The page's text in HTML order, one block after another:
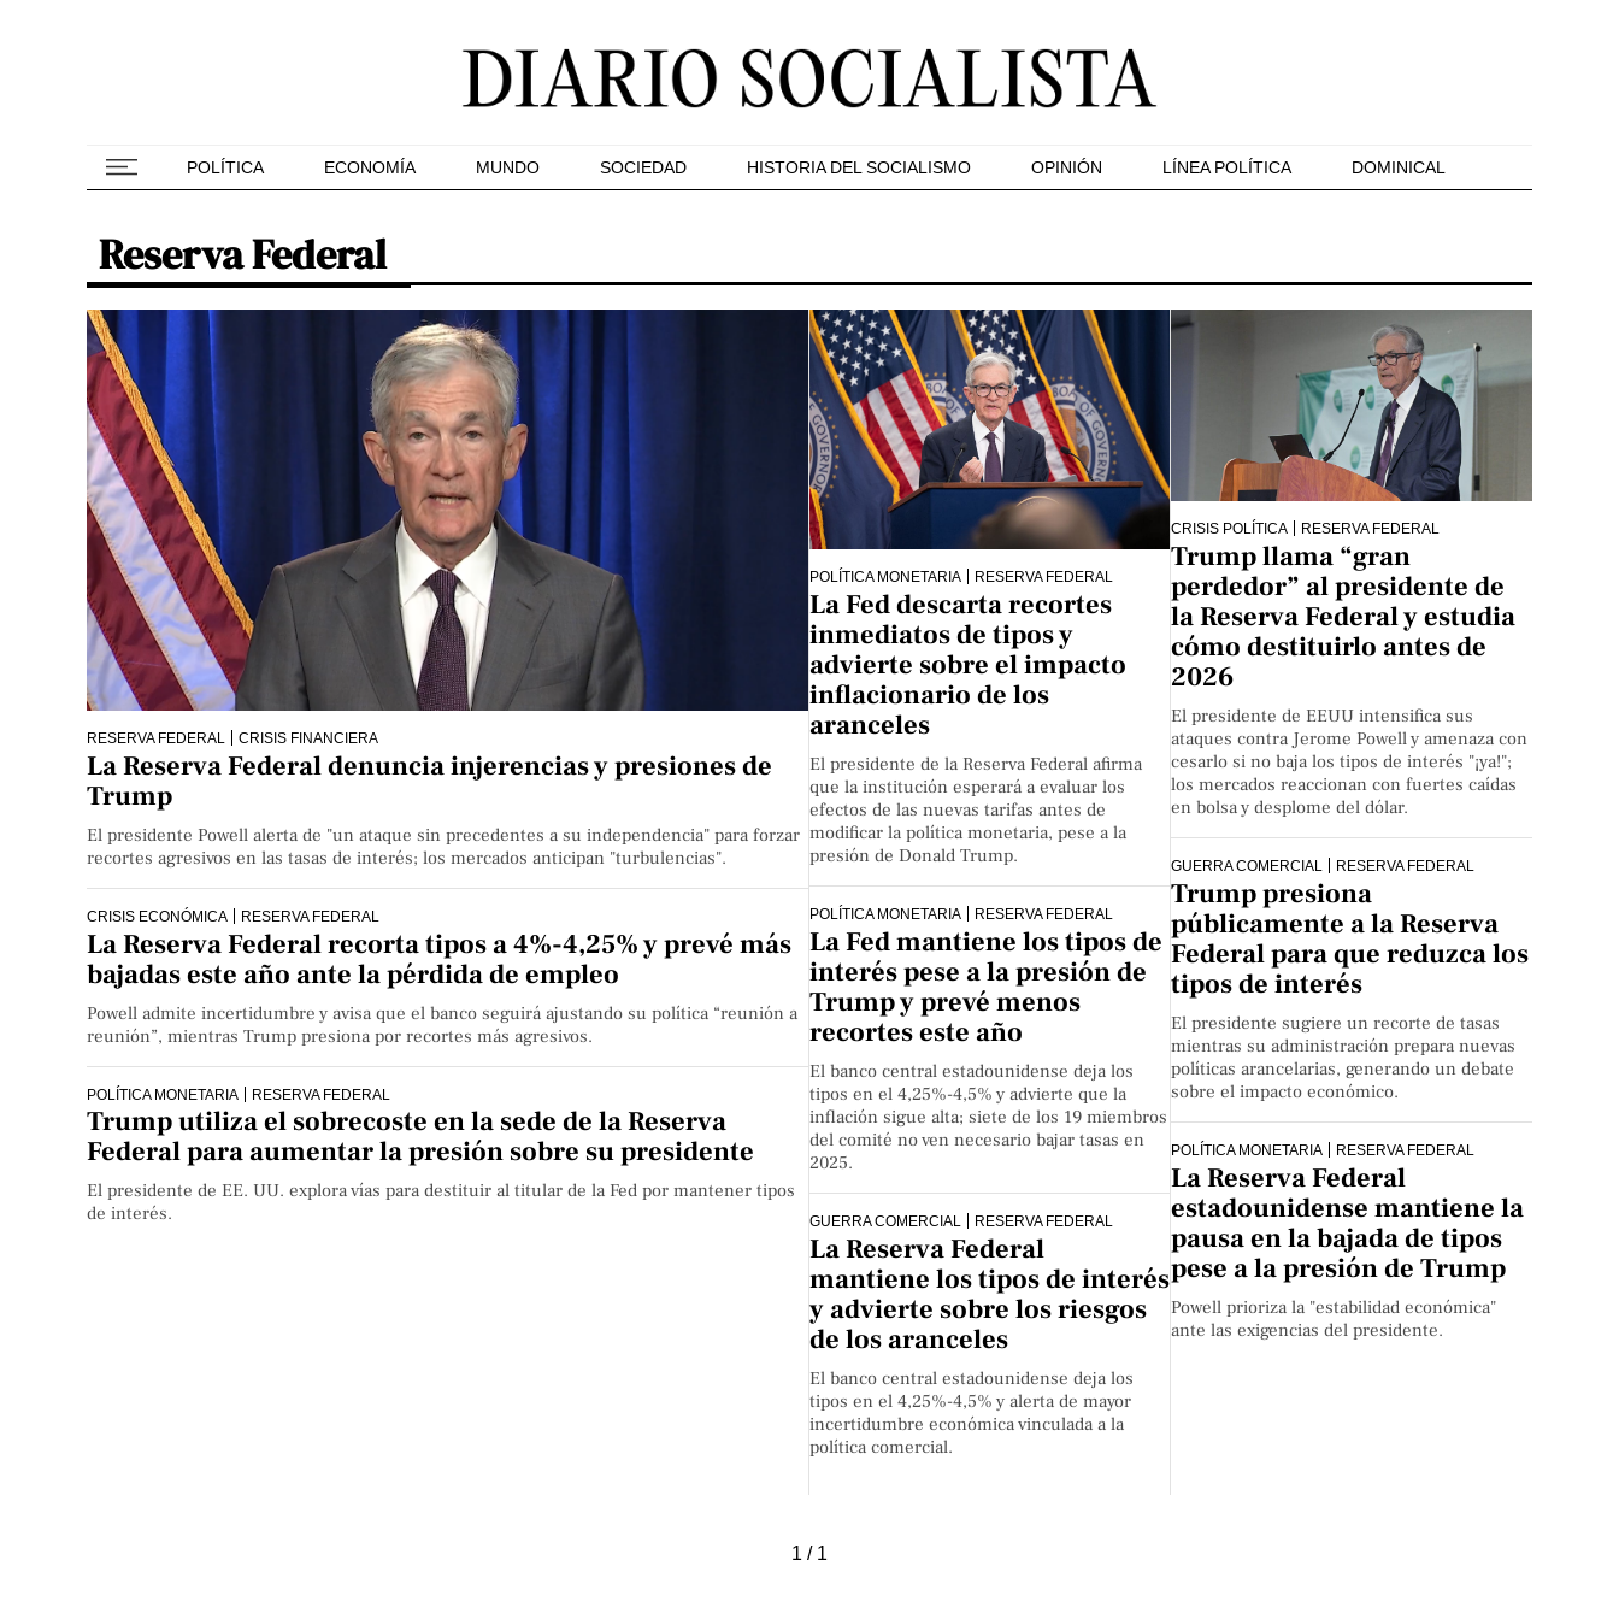
POLÍTICA ECONOMÍA MUNDO SOCIEDAD HISTORIA DEL SOCIALISMO OPINIÓN LÍNEA POLÍTICA DOMINICAL
Reserva Federal
RESERVA FEDERAL CRISIS FINANCIERA
La Reserva Federal denuncia injerencias y presiones de
Trump
El presidente Powell alerta de "un ataque sin precedentes a su independencia" para forzar
recortes agresivos en las tasas de interés; los mercados anticipan "turbulencias".
CRISIS ECONÓMICA RESERVA FEDERAL
La Reserva Federal recorta tipos a 4%-4,25% y prevé más
bajadas este año ante la pérdida de empleo
Powell admite incertidumbre y avisa que el banco seguirá ajustando su política “reunión a
reunión”, mientras Trump presiona por recortes más agresivos.
POLÍTICA MONETARIA RESERVA FEDERAL
Trump utiliza el sobrecoste en la sede de la Reserva
Federal para aumentar la presión sobre su presidente
El presidente de EE. UU. explora vías para destituir al titular de la Fed por mantener tipos
de interés.
POLÍTICA MONETARIA RESERVA FEDERAL
La Fed descarta recortes
inmediatos de tipos y
advierte sobre el impacto
inflacionario de los
aranceles
El presidente de la Reserva Federal afirma
que la institución esperará a evaluar los
efectos de las nuevas tarifas antes de
modificar la política monetaria, pese a la
presión de Donald Trump.
POLÍTICA MONETARIA RESERVA FEDERAL
La Fed mantiene los tipos de
interés pese a la presión de
Trump y prevé menos
recortes este año
El banco central estadounidense deja los
tipos en el 4,25%-4,5% y advierte que la
inflación sigue alta; siete de los 19 miembros
del comité no ven necesario bajar tasas en
2025.
GUERRA COMERCIAL RESERVA FEDERAL
La Reserva Federal
mantiene los tipos de interés
y advierte sobre los riesgos
de los aranceles
El banco central estadounidense deja los
tipos en el 4,25%-4,5% y alerta de mayor
incertidumbre económica vinculada a la
política comercial.
CRISIS POLÍTICA RESERVA FEDERAL
Trump llama “gran
perdedor” al presidente de
la Reserva Federal y estudia
cómo destituirlo antes de
2026
El presidente de EEUU intensifica sus
ataques contra Jerome Powell y amenaza con
cesarlo si no baja los tipos de interés "¡ya!";
los mercados reaccionan con fuertes caídas
en bolsa y desplome del dólar.
GUERRA COMERCIAL RESERVA FEDERAL
Trump presiona
públicamente a la Reserva
Federal para que reduzca los
tipos de interés
El presidente sugiere un recorte de tasas
mientras su administración prepara nuevas
políticas arancelarias, generando un debate
sobre el impacto económico.
POLÍTICA MONETARIA RESERVA FEDERAL
La Reserva Federal
estadounidense mantiene la
pausa en la bajada de tipos
pese a la presión de Trump
Powell prioriza la "estabilidad económica"
ante las exigencias del presidente.
1 / 1